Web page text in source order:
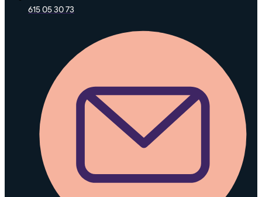
615 05 30 73